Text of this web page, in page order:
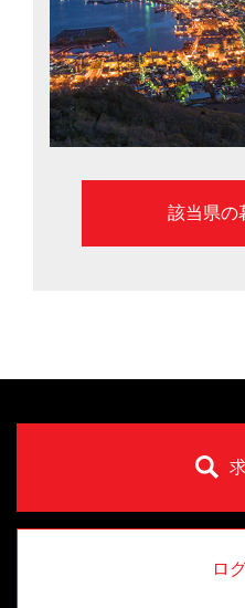
情報を、札幌市、旭川市
す。
該当県の
ロ